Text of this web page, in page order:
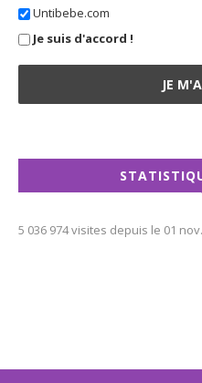
Untibebe.com
Je suis d'accord !
5 036 974 visites depuis le 01